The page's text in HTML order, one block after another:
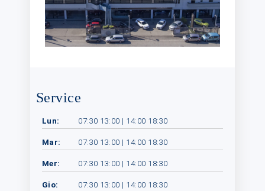
Service
Lun: 07:30 13:00 | 14:00 18:30
Mar: 07:30 13:00 | 14:00 18:30
Mer: 07:30 13:00 | 14:00 18:30
Gio: 07:30 13:00 | 14:00 18:30